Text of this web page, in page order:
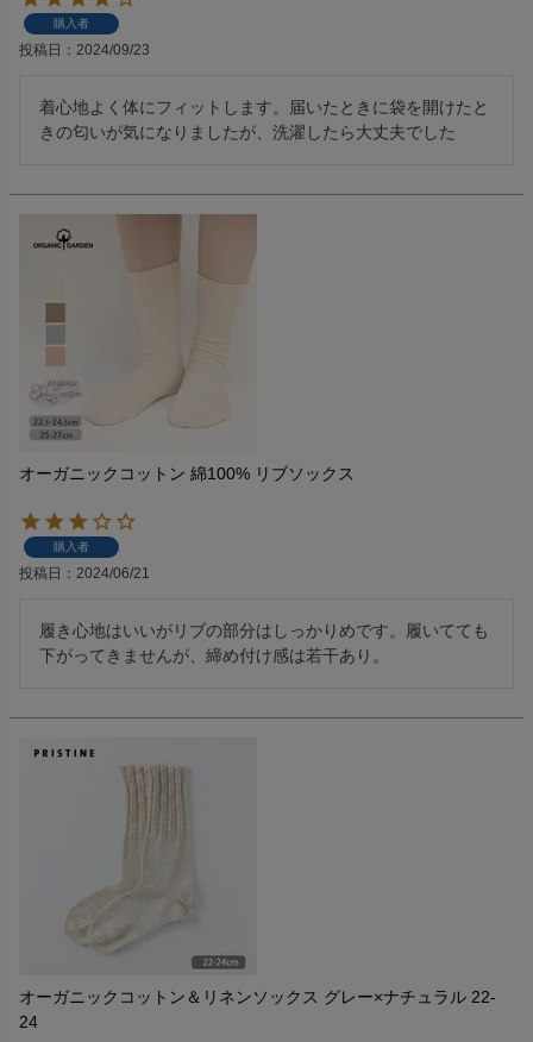
購入者
投稿日 2024/09/23
着心地よく体にフィットします。届いたときに袋を開けたと
きの匂いが気になりましたが、洗濯したら大丈夫でした
オーガニックコットン 綿100% リブソックス
購入者
投稿日 2024/06/21
履き心地はいいがリブの部分はしっかりめです。履いてても
下がってきませんが、締め付け感は若干あり。
オーガニックコットン＆リネンソックス グレー×ナチュラル 22-
24